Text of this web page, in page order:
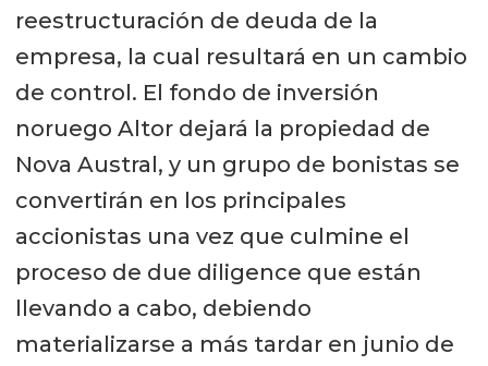
reestructuración de deuda de la
empresa, la cual resultará en un cambio
de control. El fondo de inversión
noruego Altor dejará la propiedad de
Nova Austral, y un grupo de bonistas se
convertirán en los principales
accionistas una vez que culmine el
proceso de due diligence que están
llevando a cabo, debiendo
materializarse a más tardar en junio de